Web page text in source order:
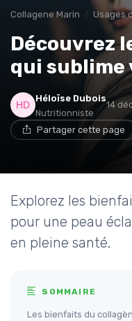
Collagene Marin Usages
Découvrez
qui sublime
Héloïse Dubois
Nutritionniste
14
Partager cette page
Explorez les
pour une peau
en pleine santé.
SOMMAIRE
Les bienfaits du